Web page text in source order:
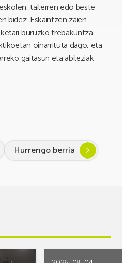
tailerren edo beste
bidez. Eskaintzen zaien
buruzko trebakuntza
oinarrituta dago, eta
gaitasun eta abileziak
Hurrengo berria